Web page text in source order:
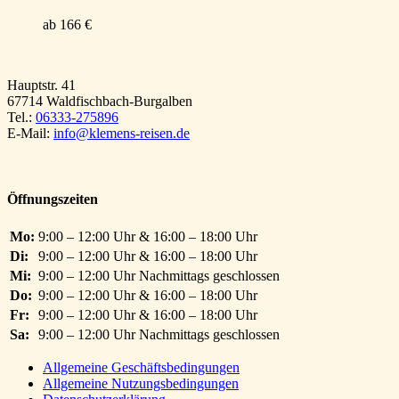
ab 166 €
Hauptstr. 41
67714 Waldfischbach-Burgalben
Tel.: 06333-275896
E-Mail: info@klemens-reisen.de
Öffnungszeiten
Mo: 9:00 – 12:00 Uhr & 16:00 – 18:00 Uhr
Di:
9:00 – 12:00 Uhr & 16:00 – 18:00 Uhr
Mi: 9:00 – 12:00 Uhr Nachmittags geschlossen
Do: 9:00 – 12:00 Uhr & 16:00 – 18:00 Uhr
Fr:
9:00 – 12:00 Uhr & 16:00 – 18:00 Uhr
Sa:
9:00 – 12:00 Uhr Nachmittags geschlossen
Allgemeine Geschäftsbedingungen
Allgemeine Nutzungsbedingungen